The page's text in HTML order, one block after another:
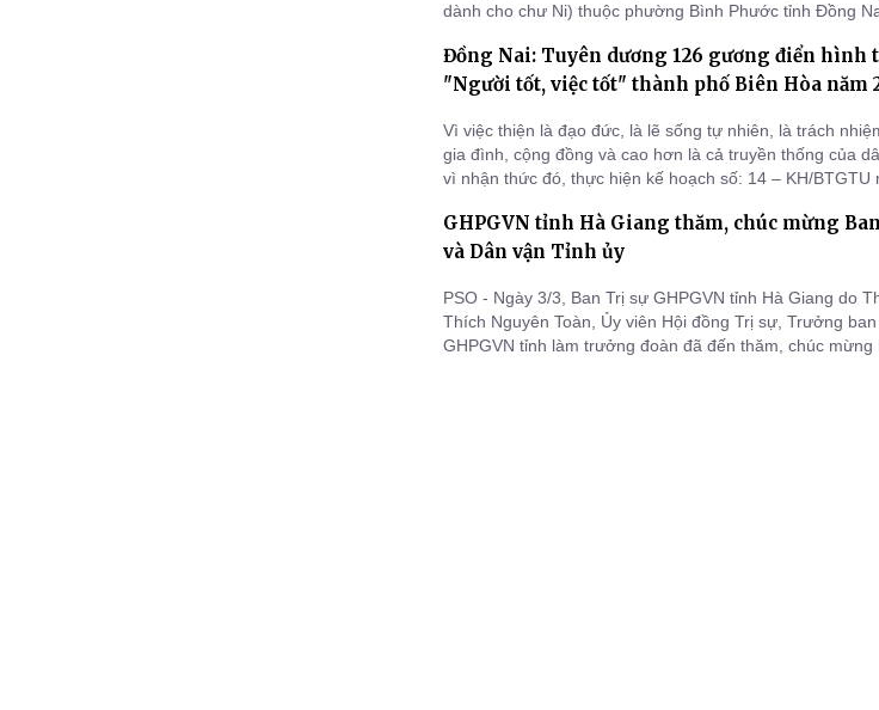
dành cho chư Ni) thuộc phường Bình Phước tỉnh Đồng
Đồng Nai: Tuyên dương 126 gương điển hình
"Người tốt, việc tốt" thành phố Biên Hòa năm
Vì việc thiện là đạo đức, là lẽ sống tự nhiên, là trách
gia đình, cộng đồng và cao hơn là cả truyền thống của
vì nhận thức đó, thực hiện kế hoạch số: 14 – KH/BTGTU
tôn vinh tuyên dương 126 gương, trong 126 cá nhân
GHPGVN tỉnh Hà Giang thăm, chúc mừng
và Dân vận Tỉnh ủy
PSO - Ngày 3/3, Ban Trị sự GHPGVN tỉnh Hà Giang do
Thích Nguyên Toàn, Ủy viên Hội đồng Trị sự, Trưởng
GHPGVN tỉnh làm trưởng đoàn đã đến thăm, chúc mừng